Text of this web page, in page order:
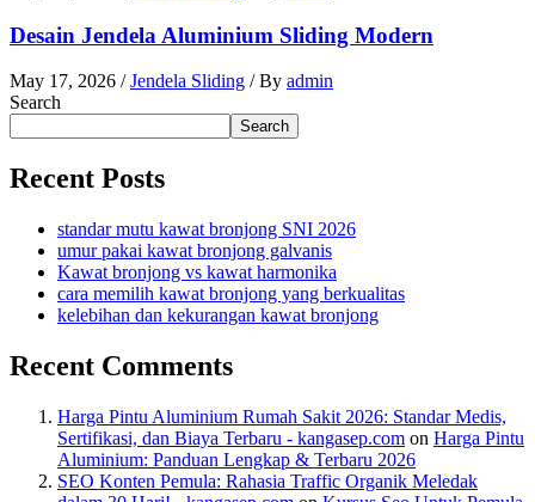
Desain Jendela Aluminium Sliding Modern
May 17, 2026 /Jendela Sliding / By admin
Search
Search
Recent Posts
standar mutu kawat bronjong SNI 2026
umur pakai kawat bronjong galvanis
Kawat bronjong vs kawat harmonika
cara memilih kawat bronjong yang berkualitas
kelebihan dan kekurangan kawat bronjong
Recent Comments
Harga Pintu Aluminium Rumah Sakit 2026: Standar Medis,
Sertifikasi, dan Biaya Terbaru - kangasep.com on Harga Pintu
Aluminium: Panduan Lengkap & Terbaru 2026
SEO Konten Pemula: Rahasia Traffic Organik Meledak